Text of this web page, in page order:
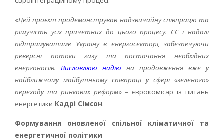
«Цей проєкт продемонстрував надзвичайну співпрацю та
рішучість усіх причетних до цього процесу. ЄС і надалі
підтримуватиме Україну в енергосекторі, забезпечуючи
реверсні потоки газу та постачання необхідних
енергоносіїв. Висловлюю надію на продовження вже у
найближчому майбутньому співпраці у сфері «зеленого»
переходу та ринкових реформ» – єврокомісар із питань
енергетики Кадрі Сімсон.
Формування оновленої спільної кліматичної та
енергетичної політики